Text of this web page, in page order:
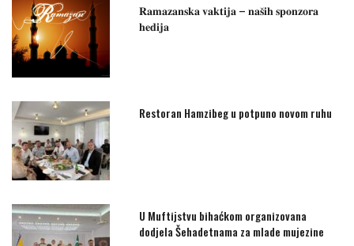
𝐑𝐚𝐦𝐚𝐳𝐚𝐧𝐬𝐤𝐚 𝐯𝐚𝐤𝐭𝐢𝐣𝐚 – 𝐧𝐚𝐬̌𝐢𝐡 𝐬𝐩𝐨𝐧𝐳𝐨𝐫𝐚
𝐡𝐞𝐝𝐢𝐣𝐚
Restoran Hamzibeg u potpuno novom ruhu
U Muftijstvu bihaćkom organizovana
dodjela Šehadetnama za mlade mujezine